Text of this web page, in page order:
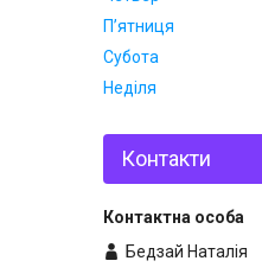
Пʼятниця
Субота
Неділя
Контакти
Бедзай Наталія